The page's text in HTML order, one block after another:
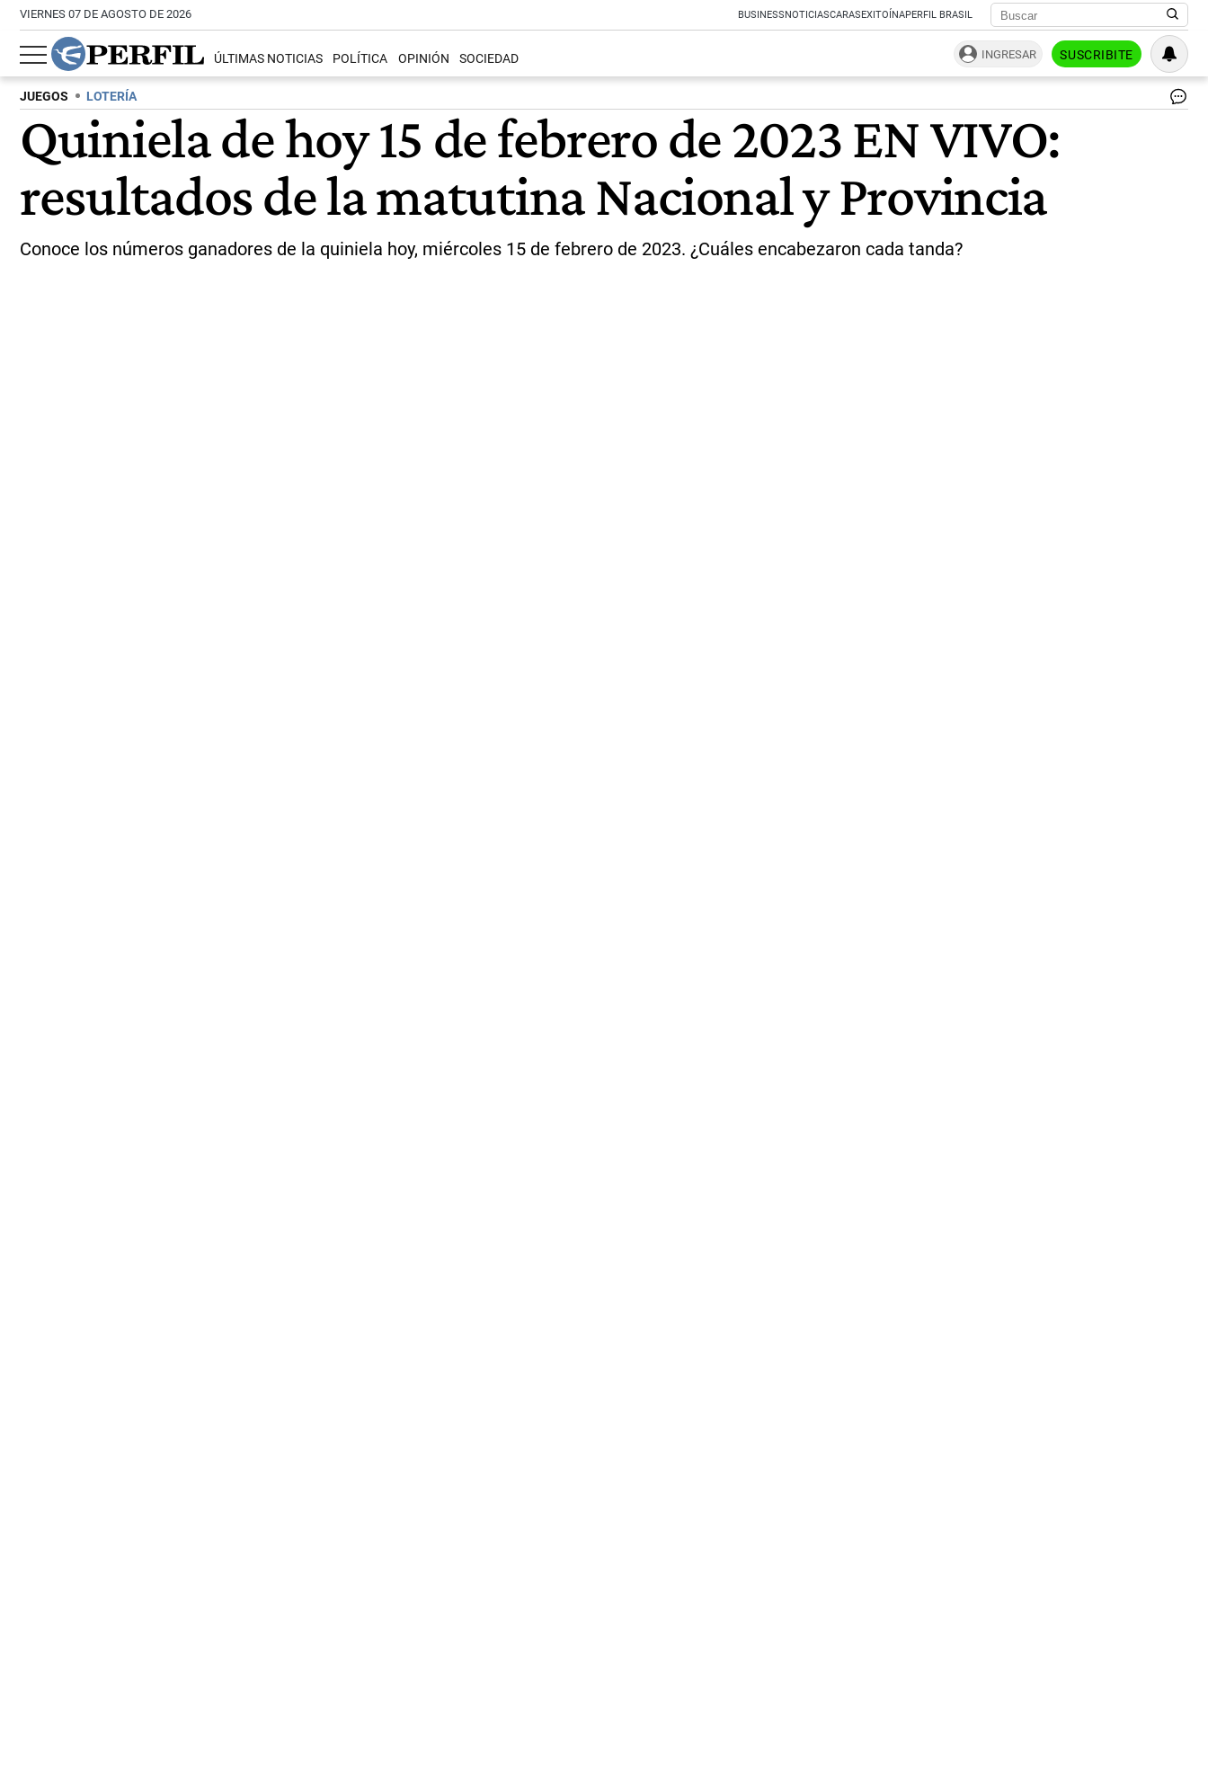
VIERNES 07 DE AGOSTO DE 2026 BUSINESSNOTICIASCARASEXITOÍNAPERFIL BRASIL
ÚLTIMAS NOTICIAS POLÍTICA OPINIÓN SOCIEDAD INGRESAR SUSCRIBITE
JUEGOS LOTERÍA
Quiniela de hoy 15 de febrero de 2023 EN VIVO:
resultados de la matutina Nacional y Provincia
Conoce los números ganadores de la quiniela hoy, miércoles 15 de febrero de 2023. ¿Cuáles encabezaron cada tanda?